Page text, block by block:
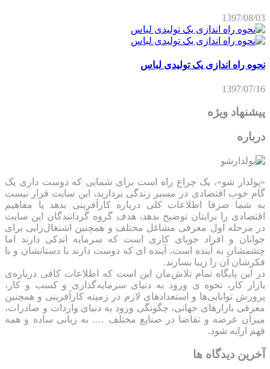
1397/08/03
نحوه راه اندازی یک تولیدی لباس
1397/07/16
پیشنهاد ویژه
درباره
«پولدار شو»، یک چراغ راه است برای شمایی که دوست داری یک
گام خوب اقتصادی در مسیر زندگی بردارید، این سایت قرار نیست
به شما صرفا اطلاعات کلی درباره کارآفرینی بدهد یا مفاهیم
اقتصادی را برایتان توضیح بدهد، هدف گروه گردانندگان این سایت
در مرحله اول معرفی مشاغل مختلف و همچنین اشتغال‌زایی برای
جوانان و افراد جویای کاری است که سرمایه اندکی دارند اما
چشمشان به آینده است، آینده ای که دوست دارند با دستانشان و با
فکرشان آن را زیبا بسازند.
در این پایگاه تمام تلاش‌مان این است که ‌اطلاعات کافی درباره‌ی
بازار کار، نحوه ی ورود به دنیای سرمایه‌گذاری و کسب و کار،
پرورش توانایی‌ها و استعدادهای لازم در زمینه کارآفرینی و همچنین
معرفی بازارهای جهانی، چگونگی ورود به دنیای واردات و صادرات،
میزان عرضه و تقاضا در صنایع مختلف …. به زبانی ساده و همه
فهم ارایه شود.
آخرین دیدگاه ها